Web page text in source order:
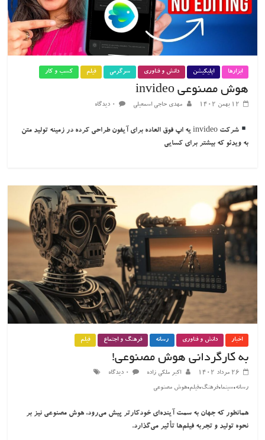
ابزارها اپلیکیشن دانش و فناوری سرگرمی فیلم کسب و کار
هوش مصنوعی invideo
۱۲ بهمن ۱۴۰۲ مهدی حاجی اسمعیلی ۰ دیدگاه
شرکت invideo یه اپ فوق العاده برای آیفون طراحی کرده در زمینه تولید متن
به ویدئو که بیشتر برای کسایی
اخبار دانش و فناوری رسانه فرهنگ و اجتماع فیلم
به کارگردانی هوش مصنوعی!
۲۶ مرداد ۱۴۰۲ اکبر ملکی زاده ۰ دیدگاه
رسانه،سینما،فرهنگ،فیلم،هوش مصنوعی
همانطور که جهان به سمت آینده‌ای خودکارتر پیش می‌رود، هوش مصنوعی نیز بر
نحوه تولید و تجربه فیلم‌ها تأثیر می‌گذارد.